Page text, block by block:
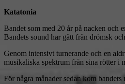
Katatonia
Bandet som med 20 år på nacken och
Bandets sound har gått från drömsk
Genom intensivt turnerande och en
musikaliska spektrum från sina rötter i
För några månader sedan kom